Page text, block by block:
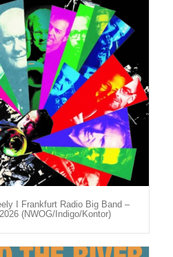
I Frankfurt Radio Big Band –
(NWOG/Indigo/Kontor)